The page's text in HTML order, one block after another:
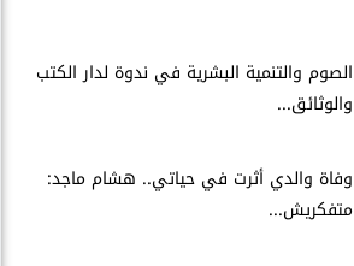
الصوم والتنمية البشرية في ندوة لدار الكتب
والوثائق...
وفاة والدي أثرت في حياتي.. هشام ماجد:
متفكريش...